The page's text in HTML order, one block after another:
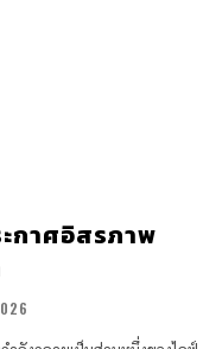
ะกาศอิสรภาพ